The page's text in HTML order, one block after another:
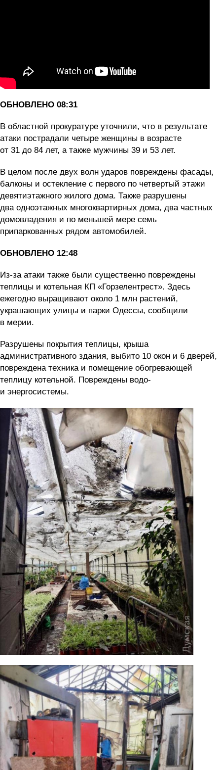
ОБНОВЛЕНО 08:31
В областной прокуратуре уточнили, что в результате
атаки пострадали четыре женщины в возрасте
от 31 до 84 лет, а также мужчины 39 и 53 лет.
В целом после двух волн ударов повреждены фасады,
балконы и остекление с первого по четвертый этажи
девятиэтажного жилого дома. Также разрушены
два одноэтажных многоквартирных дома, два частных
домовладения и по меньшей мере семь
припаркованных рядом автомобилей.
ОБНОВЛЕНО 12:48
Из-за атаки также были существенно повреждены
теплицы и котельная КП «Горзелентрест». Здесь
ежегодно выращивают около 1 млн растений,
украшающих улицы и парки Одессы, сообщили
в мерии.
Разрушены покрытия теплицы, крыша
административного здания, выбито 10 окон и 6 дверей,
повреждена техника и помещение обогревающей
теплицу котельной. Повреждены водо-
и энергосистемы.